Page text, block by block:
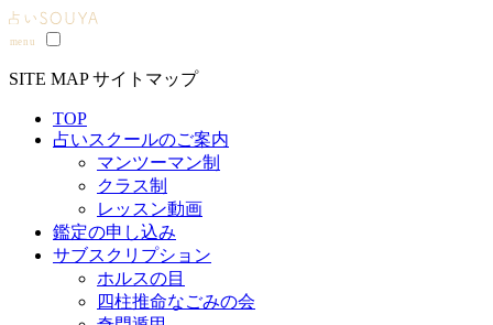
SITE MAPサイトマップ
TOP
占いスクールのご案内
マンツーマン制
クラス制
レッスン動画
鑑定の申し込み
サブスクリプション
ホルスの目
四柱推命なごみの会